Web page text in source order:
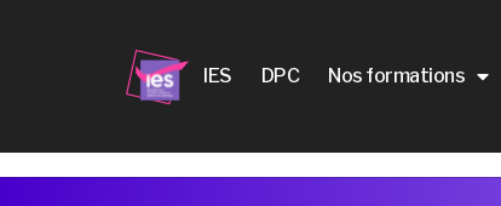
IES DPC Nos formations